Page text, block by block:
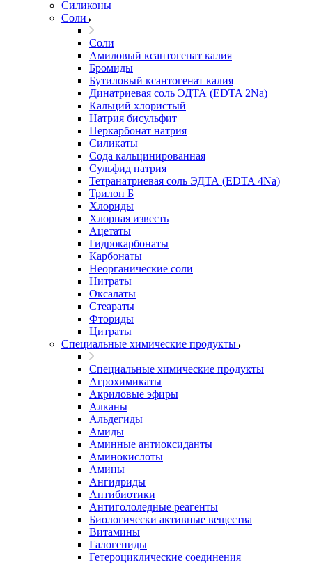
Силиконы
Соли
Соли
Амиловый ксантогенат калия
Бромиды
Бутиловый ксантогенат калия
Динатриевая соль ЭДТА (EDTA 2Na)
Кальций хлористый
Натрия бисульфит
Перкарбонат натрия
Силикаты
Сода кальцинированная
Сульфид натрия
Тетранатриевая соль ЭДТА (EDTA 4Na)
Трилон Б
Хлориды
Хлорная известь
Ацетаты
Гидрокарбонаты
Карбонаты
Неорганические соли
Нитраты
Оксалаты
Стеараты
Фториды
Цитраты
Специальные химические продукты
Специальные химические продукты
Агрохимикаты
Акриловые эфиры
Алканы
Альдегиды
Амиды
Аминные антиоксиданты
Аминокислоты
Амины
Ангидриды
Антибиотики
Антигололедные реагенты
Биологически активные вещества
Витамины
Галогениды
Гетероциклические соединения